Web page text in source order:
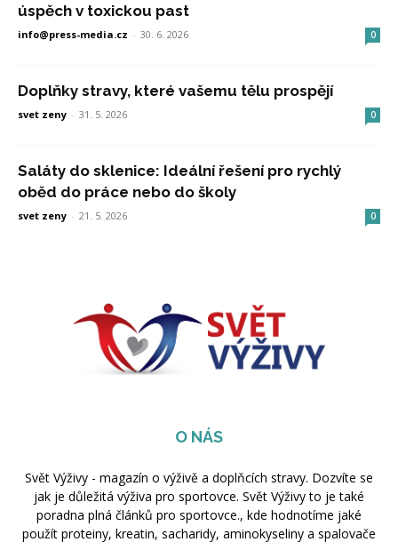
úspěch v toxickou past
info@press-media.cz - 30. 6. 2026 0
Doplňky stravy, které vašemu tělu prospějí
svet zeny - 31. 5. 2026 0
Saláty do sklenice: Ideální řešení pro rychlý
oběd do práce nebo do školy
svet zeny - 21. 5. 2026 0
O NÁS
Svět Výživy - magazín o výživě a doplňcích stravy. Dozvíte se
jak je důležitá výživa pro sportovce. Svět Výživy to je také
poradna plná článků pro sportovce., kde hodnotíme jaké
použít proteiny, kreatin, sacharidy, aminokyseliny a spalovače